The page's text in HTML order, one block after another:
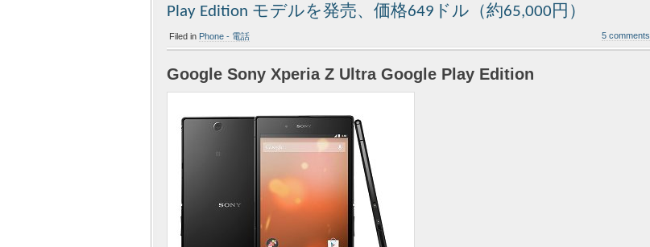
Play Edition モデルを発売、価格649ドル（約65,000円）
Filed in Phone - 電話 5 comments
Google Sony Xperia Z Ultra Google Play Edition